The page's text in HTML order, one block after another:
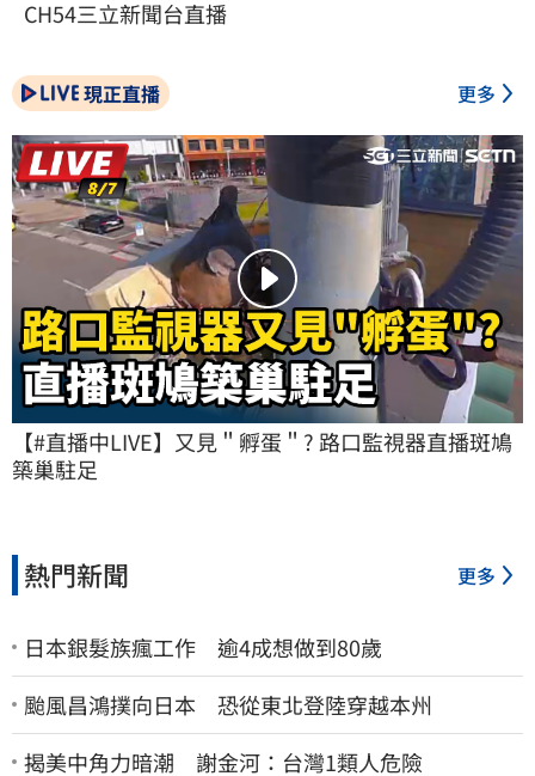
CH54三立新聞台直播
現正直播 更多
【#直播中LIVE】又見＂孵蛋＂? 路口監視器直播斑鳩
築巢駐足
熱門新聞 更多
日本銀髮族瘋工作 逾4成想做到80歲
颱風昌鴻撲向日本 恐從東北登陸穿越本州
揭美中角力暗潮 謝金河：台灣1類人危險